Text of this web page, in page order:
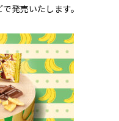
発売いたします。